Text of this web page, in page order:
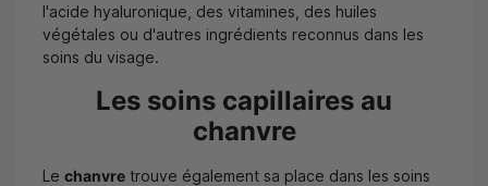
l'acide hyaluronique, des vitamines, des huiles
végétales ou d'autres ingrédients reconnus dans les
soins du visage.
Les soins capillaires au
chanvre
Le chanvre trouve également sa place dans les soins